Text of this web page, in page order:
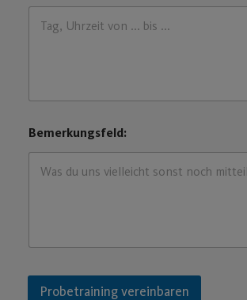
w
Bemerkungsfeld:
Probetraining vereinbaren